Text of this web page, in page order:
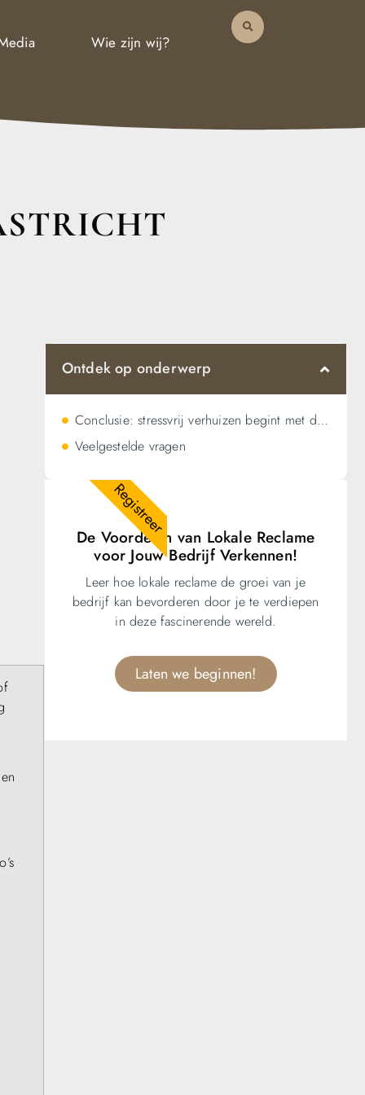
Wie zijn wij?
Ontdek op onderwerp
Conclusie: stressvrij verhuizen begint met de juiste keuze
Veelgestelde vragen
De Voordelen van Lokale Reclame
voor Jouw Bedrijf Verkennen!
Leer hoe lokale reclame de groei van je
bedrijf kan bevorderen door je te verdiepen
in deze fascinerende wereld.
Laten we beginnen!
Registreer